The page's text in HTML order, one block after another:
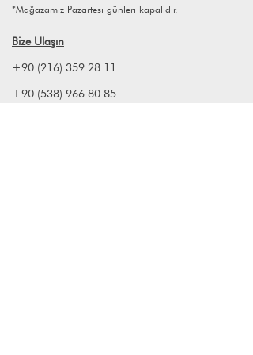
*Mağazamız Pazartesi günleri kapalıdır.
Bize Ulaşın
+90 (216) 359 28 11
+90 (538) 966 80 85